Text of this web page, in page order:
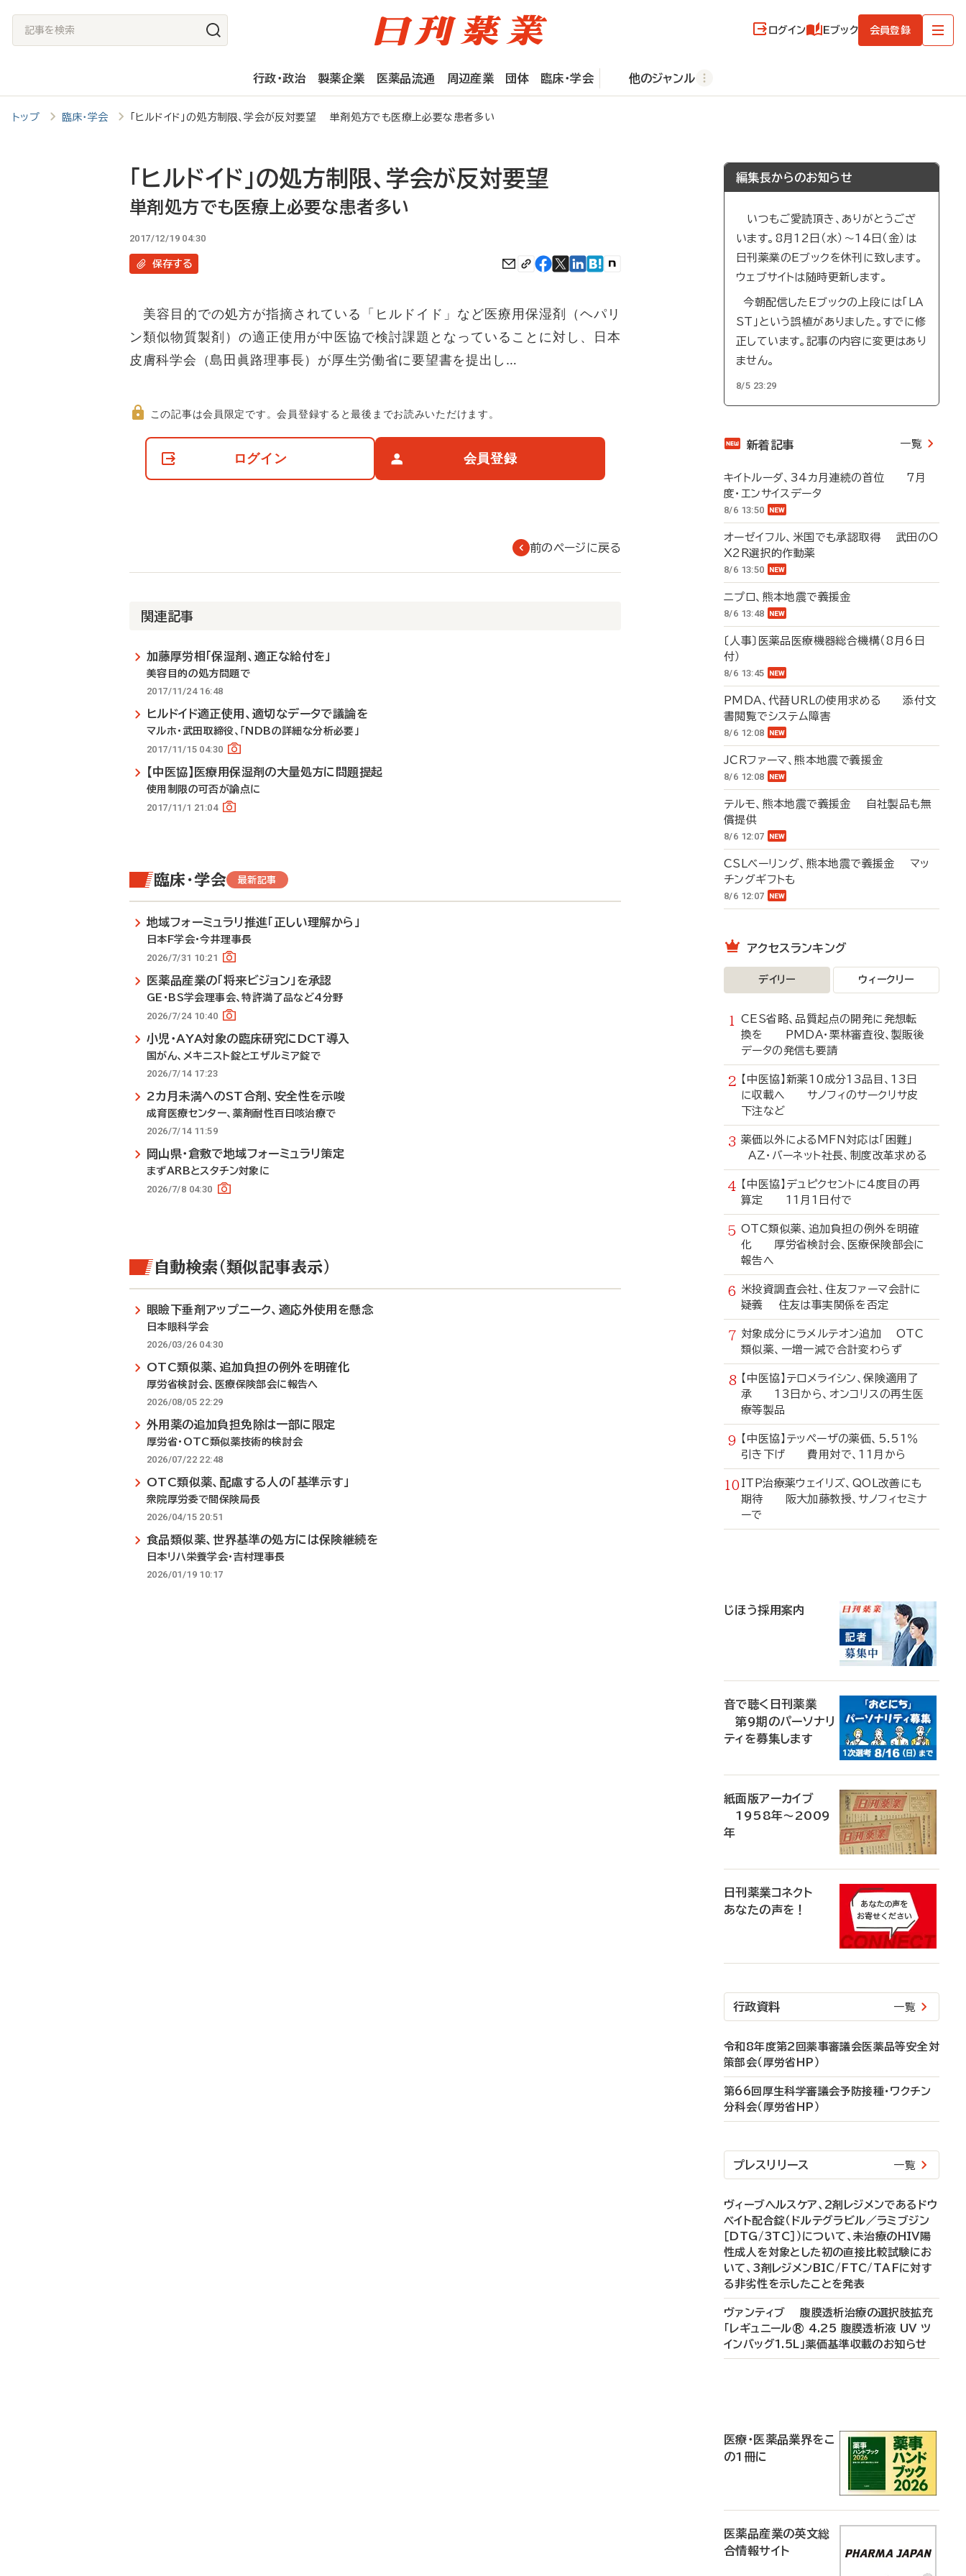
記
事
検
索
ログイン Eブック 会員登録
行政・政治 製薬企業 医薬品流通 周辺産業 団体 臨床・学会 他のジャンル
トップ 臨床・学会 「ヒルドイド」の処方制限、学会が反対要望 単剤処方でも医療上必要な患者多い
「ヒルドイド」の処方制限、学会が反対要望
単剤処方でも医療上必要な患者多い
2017/12/19 04:30
保存する
美容目的での処方が指摘されている「ヒルドイド」など医療用保湿剤（ヘパリ
ン類似物質製剤）の適正使用が中医協で検討課題となっていることに対し、日本
皮膚科学会（島田眞路理事長）が厚生労働省に要望書を提出し…
て
この記事は会員限定です。会員登録すると最後までお読みいただけます。
ログイン 会員登録
前のページに戻る
関連記事
加藤厚労相「保湿剤、適正な給付を」
美容目的の処方問題で
2017/11/24 16:48
ヒルドイド適正使用、適切なデータで議論を
マルホ・武田取締役、「NDBの詳細な分析必要」
2017/11/15 04:30
【中医協】医療用保湿剤の大量処方に問題提起
使用制限の可否が論点に
2017/11/1 21:04
臨床・学会 最新記事
地域フォーミュラリ推進「正しい理解から」
日本F学会・今井理事長
2026/7/31 10:21
医薬品産業の「将来ビジョン」を承認
GE・BS学会理事会、特許満了品など4分野
2026/7/24 10:40
小児・AYA対象の臨床研究にDCT導入
国がん、メキニスト錠とエザルミア錠で
2026/7/14 17:23
2カ月未満へのST合剤、安全性を示唆
成育医療センター、薬剤耐性百日咳治療で
2026/7/14 11:59
岡山県・倉敷で地域フォーミュラリ策定
まずARBとスタチン対象に
2026/7/8 04:30
自動検索（類似記事表示）
眼瞼下垂剤アップニーク、適応外使用を懸念
日本眼科学会
2026/03/26 04:30
OTC類似薬、追加負担の例外を明確化
厚労省検討会、医療保険部会に報告へ
2026/08/05 22:29
外用薬の追加負担免除は一部に限定
厚労省・OTC類似薬技術的検討会
2026/07/22 22:48
OTC類似薬、配慮する人の「基準示す」
衆院厚労委で間保険局長
2026/04/15 20:51
食品類似薬、世界基準の処方には保険継続を
日本リハ栄養学会・吉村理事長
2026/01/19 10:17
編集長からのお知らせ
いつもご愛読頂き、ありがとうござ
います。8月12日（水）～14日（金）は
日刊薬業のEブックを休刊に致します。
ウェブサイトは随時更新します。
今朝配信したEブックの上段には「LA
ST」という誤植がありました。すでに修
正しています。記事の内容に変更はあり
ません。
8/5 23:29
新着記事 一覧
キイトルーダ、34カ月連続の首位 7月
度・エンサイスデータ
8/6 13:50
オーゼイフル、米国でも承認取得 武田のO
X2R選択的作動薬
8/6 13:50
ニプロ、熊本地震で義援金
8/6 13:48
〔人事〕医薬品医療機器総合機構（8月6日
付）
8/6 13:45
PMDA、代替URLの使用求める 添付文
書閲覧でシステム障害
8/6 12:08
JCRファーマ、熊本地震で義援金
8/6 12:08
テルモ、熊本地震で義援金 自社製品も無
償提供
8/6 12:07
CSLベーリング、熊本地震で義援金 マッ
チングギフトも
8/6 12:07
アクセスランキング
デイリー ウィークリー
CES省略、品質起点の開発に発想転
換を PMDA・栗林審査役、製販後
データの発信も要請
【中医協】新薬10成分13品目、13日
に収載へ サノフィのサークリサ皮
下注など
薬価以外によるMFN対応は「困難」
AZ・バーネット社長、制度改革求める
【中医協】デュピクセントに4度目の再
算定 11月1日付で
OTC類似薬、追加負担の例外を明確
化 厚労省検討会、医療保険部会に
報告へ
米投資調査会社、住友ファーマ会計に
疑義 住友は事実関係を否定
対象成分にラメルテオン追加 OTC
類似薬、一増一減で合計変わらず
【中医協】テロメライシン、保険適用了
承 13日から、オンコリスの再生医
療等製品
【中医協】テッペーザの薬価、5.51％
引き下げ 費用対で、11月から
ITP治療薬ウェイリズ、QOL改善にも
期待 阪大加藤教授、サノフィセミナ
ーで
じほう採用案内
音で聴く日刊薬業
第9期のパーソナリ
ティを募集します
紙面版アーカイブ
1958年～2009
年
日刊薬業コネクト
あなたの声を！
行政資料 一覧
令和8年度第2回薬事審議会医薬品等安全対
策部会（厚労省HP）
第66回厚生科学審議会予防接種・ワクチン
分科会（厚労省HP）
プレスリリース 一覧
ヴィーブヘルスケア、2剤レジメンであるドウ
ベイト配合錠（ドルテグラビル／ラミブジン
［DTG/3TC］）について、未治療のHIV陽
性成人を対象とした初の直接比較試験にお
いて、3剤レジメンBIC/FTC/TAFに対す
る非劣性を示したことを発表
ヴァンティブ 腹膜透析治療の選択肢拡充
「レギュニール® 4.25 腹膜透析液 UV ツ
インバッグ1.5L」薬価基準収載のお知らせ
医療・医薬品業界をこ
の1冊に
医薬品産業の英文総
合情報サイト